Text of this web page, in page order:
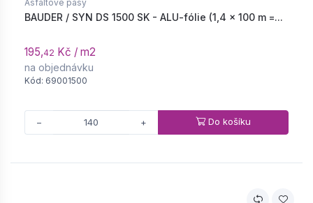
Asfaltové pásy
BAUDER / SYN DS 1500 SK - ALU-fólie (1,4 × 100 m =...
195,42 Kč / m2
na objednávku
Kód: 69001500
− + Do košíku